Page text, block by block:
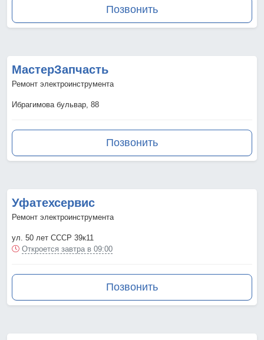
Позвонить
МастерЗапчасть
Ремонт электроинструмента
Ибрагимова бульвар, 88
Позвонить
Уфатехсервис
Ремонт электроинструмента
ул. 50 лет СССР 39к11
Откроется завтра в 09:00
Позвонить